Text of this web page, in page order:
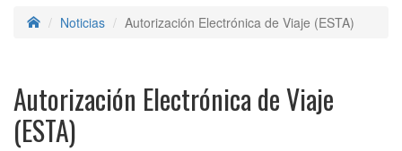
Noticias Autorización Electrónica de Viaje (ESTA)
Autorización Electrónica de Viaje
(ESTA)